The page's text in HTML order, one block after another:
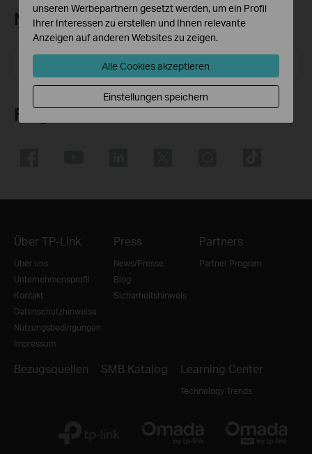
Newsletter abonnieren
E-Mail-Adresse
Folge uns
Über TP-Link
Über uns
Unternehmensprofil
Kontakt
Datenschutzhinweise
Nutzungsbedingungen
Impressum
Press
News/Presse
Blog
Sicherheitshinweis
Partners
Partner Program
Bezugsquellen SMB Katalog Learning Center
Technology Trends
unseren Werbepartnern gesetzt werden, um ein Profil
Ihrer Interessen zu erstellen und Ihnen relevante
Anzeigen auf anderen Websites zu zeigen.
Alle Cookies akzeptieren
Einstellungen speichern